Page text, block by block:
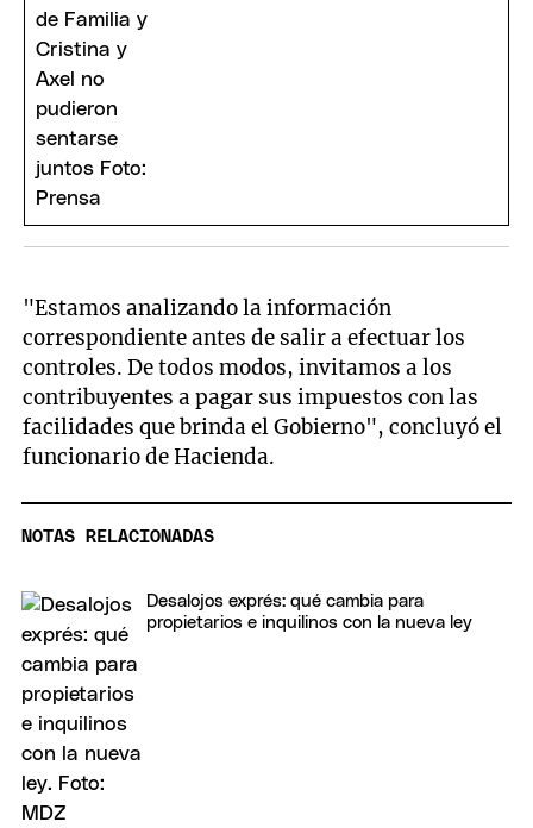
"Estamos analizando la información
correspondiente antes de salir a efectuar los
controles. De todos modos, invitamos a los
contribuyentes a pagar sus impuestos con las
facilidades que brinda el Gobierno", concluyó el
funcionario de Hacienda.
NOTAS RELACIONADAS
Desalojos exprés: qué cambia para
propietarios e inquilinos con la nueva ley